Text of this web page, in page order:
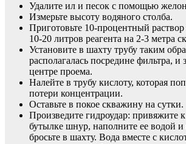
Удалите ил и песок с помощью
Измерьте высоту водяного столба.
Приготовьте 10-процентный раствор
10-20 литров реагента на 2-3 метра
Установите в шахту трубу таким
располагалась посредине фильтра, и
центре проема.
Налейте в трубу кислоту, которая
потери концентрации.
Оставьте в покое скважину на сутки.
Произведите гидроудар: привяжите
бутылке шнур, наполните ее водой и
бросьте в шахту. Вода вместе с